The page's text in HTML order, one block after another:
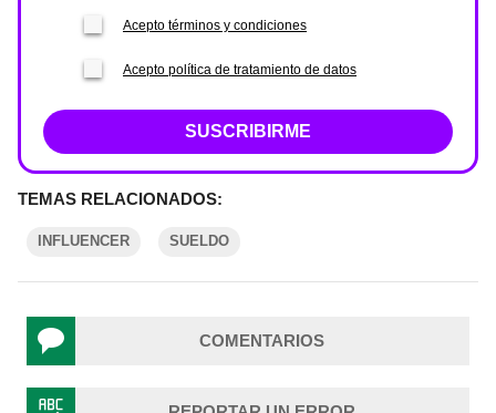
Acepto términos y condiciones
Acepto política de tratamiento de datos
SUSCRIBIRME
TEMAS RELACIONADOS:
INFLUENCER SUELDO
COMENTARIOS